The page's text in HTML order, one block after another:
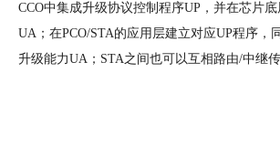
CCO中集成升级协议控制程序UP，并在芯片
UA；在PCO/STA的应用层建立对应UP程序，
升级能力UA；STA之间也可以互相路由/中继传